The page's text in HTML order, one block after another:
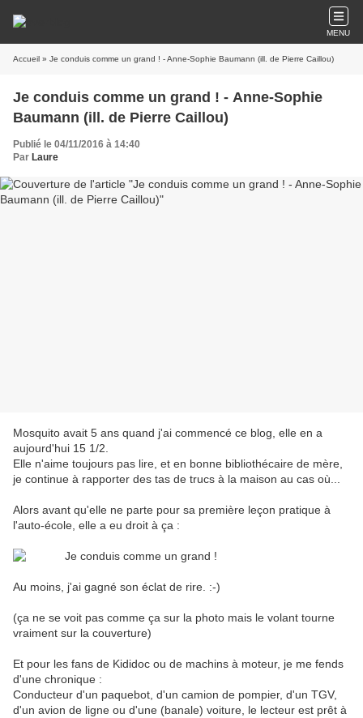
MENU
Accueil » Je conduis comme un grand ! - Anne-Sophie Baumann (ill. de Pierre Caillou)
Je conduis comme un grand ! - Anne-Sophie
Baumann (ill. de Pierre Caillou)
Publié le 04/11/2016 à 14:40
Par Laure
Mosquito avait 5 ans quand j'ai commencé ce blog, elle en a
aujourd'hui 15 1/2.
Elle n'aime toujours pas lire, et en bonne bibliothécaire de mère,
je continue à rapporter des tas de trucs à la maison au cas où...
Alors avant qu'elle ne parte pour sa première leçon pratique à
l'auto-école, elle a eu droit à ça :
Au moins, j'ai gagné son éclat de rire. :-)
(ça ne se voit pas comme ça sur la photo mais le volant tourne
vraiment sur la couverture)
Et pour les fans de Kididoc ou de machins à moteur, je me fends
d'une chronique :
Conducteur d'un paquebot, d'un camion de pompier, d'un TGV,
d'un avion de ligne ou d'une (banale) voiture, le lecteur est prêt à